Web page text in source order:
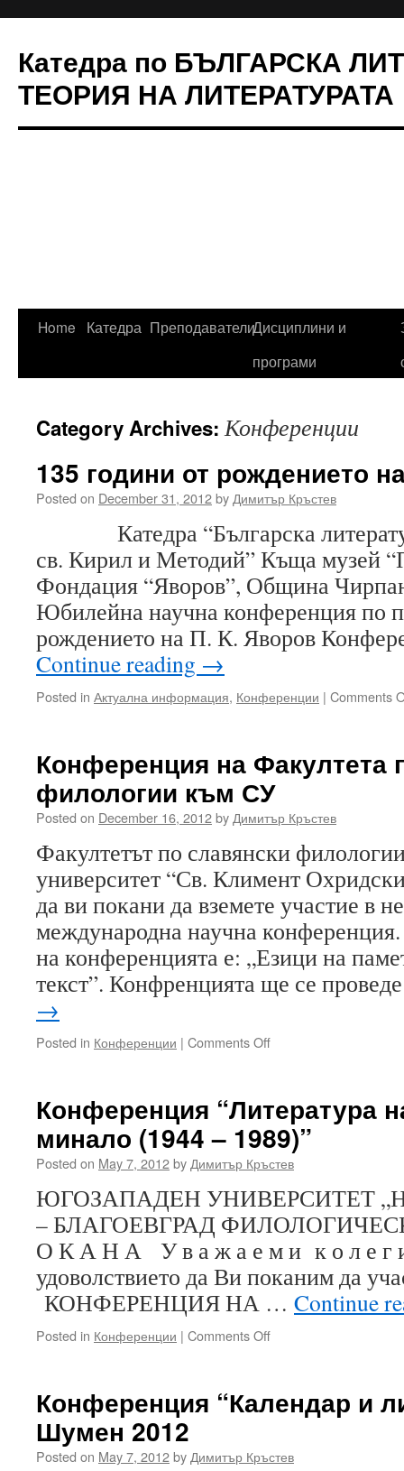
Катедра по БЪЛГАРСКА
ТЕОРИЯ НА ЛИТЕРАТУРАТА
Skip
Home Катедра ПреподавателиДисциплини и
програми
Category Archives:Конференции
135 години от рождението
Posted on December 31, 2012by Димитър Кръстев
Катедра “Българска
св. Кирил и Методий” Къща музей
Фондация “Яворов”, Община
Юбилейна научна конференция по
рождението на П. К. Яворов
Continue reading →
Posted in Актуална информация, Конференции | Comments
Конференция на Факултета
филологии към СУ
Posted on December 16, 2012by Димитър Кръстев
Факултетът по славянски
университет “Св. Климент
да ви покани да вземете участие в
международна научна конференция.
на конференцията е: „Езици на
текст”. Конфренцията ще се
→
Posted in Конференции | Comments Offon
по
славянски
филологии
към
Конференция “Литература
минало (1944 – 1989)”
Posted on May 7, 2012by Димитър Кръстев
ЮГОЗАПАДEН УНИВЕРСИТЕТ
– БЛАГОЕВГРАД
О К А Н А У в а ж а е м и к о л е г
удоволствието да Ви поканим да
КОНФЕРЕНЦИЯ НА … Continue
Posted in Конференции | Comments Offon
близкото
–
Конференция “Календар и
Шумен 2012
Posted on May 7, 2012by Димитър Кръстев